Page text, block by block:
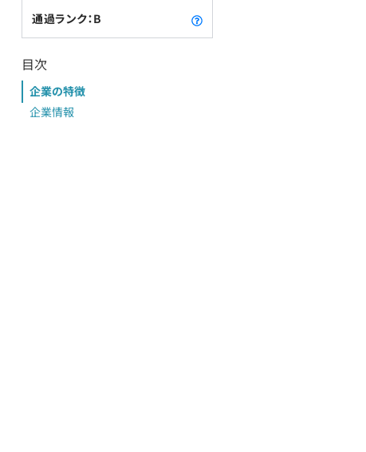
通過ランク：B
目次
企業の特徴
企業情報